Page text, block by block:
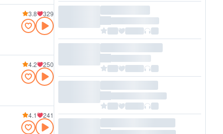
3.8 329
4.2 250
4.1 241